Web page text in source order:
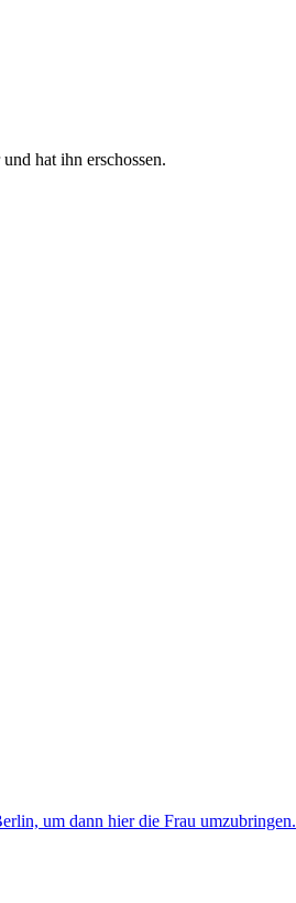
hat ihn erschossen.
um dann hier die Frau umzubringen.